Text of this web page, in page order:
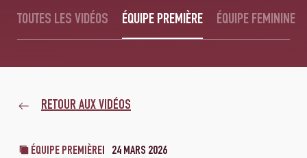
TOUTES LES VIDÉOS ÉQUIPE PREMIÈRE ÉQUIPE FEMININE
RETOUR AUX VIDÉOS
ÉQUIPE PREMIÈRE 24 MARS 2026